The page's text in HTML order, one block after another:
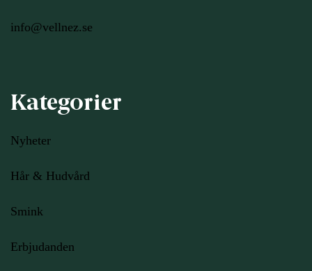
info@vellnez.se
Kategorier
Nyheter
Hår & Hudvård
Smink
Erbjudanden